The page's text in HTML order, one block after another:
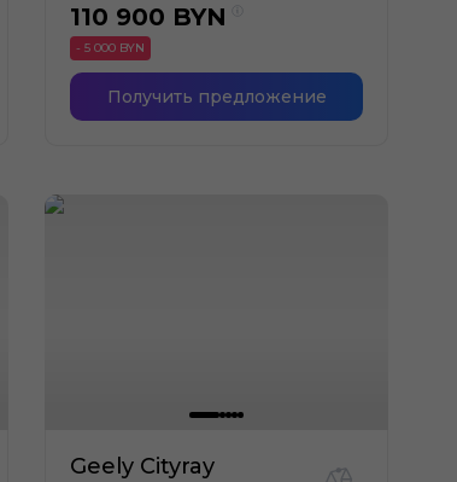
110 900 BYN
- 5 000 BYN
Получить предложение
Geely Cityray